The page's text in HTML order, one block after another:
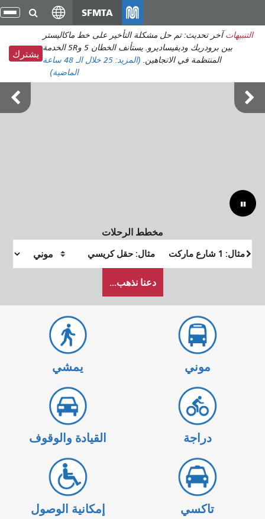
انتقل
إلى
المحتوى
الرئيسي
SFMTA
التنبيهات آخر تحديث: تم حل مشكلة التأخير على خط ماكاليستر
بين برودريك وديفيساديرو. يستأنف الخطان 5 و5R الخدمة
المنتظمة في الاتجاهين. (المزيد: 25
خلال الـ 48 ساعة
الماضية)
يشترك
مخطط الرحلات
البداية
النهاية
أرغب
في
دعنا نذهب...
موني يمشي
دراجة القيادة والوقوف
تاكسي إمكانية الوصول